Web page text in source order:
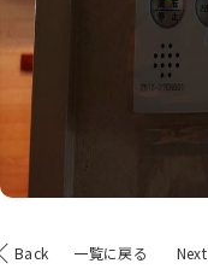
Back 一覧に戻る Next